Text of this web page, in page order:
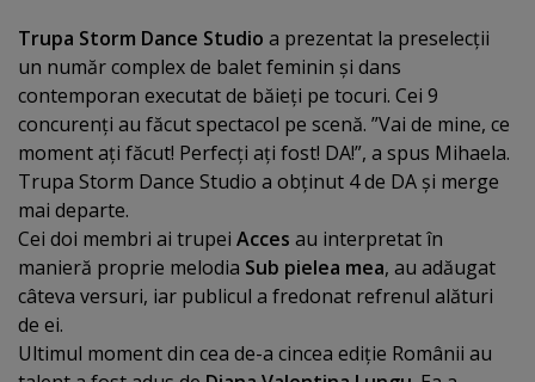
Trupa Storm Dance Studio a prezentat la preselecţii
un număr complex de balet feminin şi dans
contemporan executat de băieţi pe tocuri. Cei 9
concurenţi au făcut spectacol pe scenă. ”Vai de mine, ce
moment aţi făcut! Perfecţi aţi fost! DA!”, a spus Mihaela.
Trupa Storm Dance Studio a obţinut 4 de DA şi merge
mai departe.
Cei doi membri ai trupei Acces au interpretat în
manieră proprie melodia Sub pielea mea, au adăugat
câteva versuri, iar publicul a fredonat refrenul alături
de ei.
Ultimul moment din cea de-a cincea ediţie Românii au